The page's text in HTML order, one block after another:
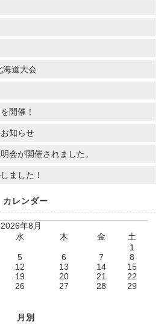
海道大会
開催！
知らせ
会が開催されました。
ました！
カレンダー
2026年8月
水 木 金
土
1
5 6 7
8
12 13 14
15
19 20 21
22
26 27 28
29
月別